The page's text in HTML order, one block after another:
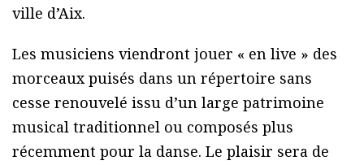
ville d’Aix.
Les musiciens viendront jouer « en live » des
morceaux puisés dans un répertoire sans
cesse renouvelé issu d’un large patrimoine
musical traditionnel ou composés plus
récemment pour la danse. Le plaisir sera de